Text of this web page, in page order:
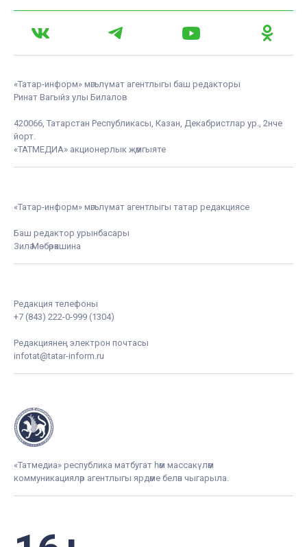
«Татар-информ» мәгълүмат агентлыгы баш редакторы
Ринат Вагыйз улы Билалов
420066, Татарстан Республикасы, Казан, Декабристлар ур., 2нче
йорт.
«ТАТМЕДИА» акционерлык җәмгыяте
«Татар-информ» мәгълүмат агентлыгы татар редакциясе
Баш редактор урынбасары
Зилә Мөбәрәкшина
Редакция телефоны
+7 (843) 222-0-999 (1304)
Редакциянең электрон почтасы
infotat@tatar-inform.ru
«Татмедиа» республика матбугат һәм массакүләм
коммуникацияләр агентлыгы ярдәме белән чыгарыла.